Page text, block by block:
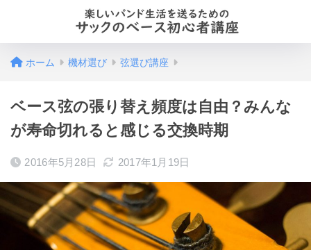
ホーム 機材選び 弦選び講座
ベース弦の張り替え頻度は自由？みんな
が寿命切れると感じる交換時期
2016年5月28日 2017年1月19日